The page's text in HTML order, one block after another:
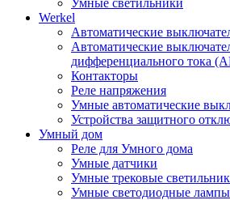
Умные светильники
Werkel
Автоматические
Автоматические
дифференциального тока
Контакторы
Реле напряжения
Умные автоматические
Устройства защитного
Умный дом
Реле для Умного дома
Умные датчики
Умные трековые
Умные светодиодные лампы